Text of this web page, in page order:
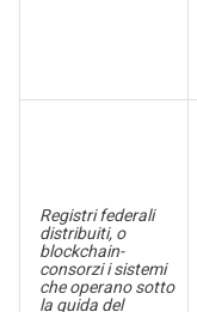
Registri federali
distribuiti, o
blockchain-
consorzi i sistemi
che operano sotto
la guida del